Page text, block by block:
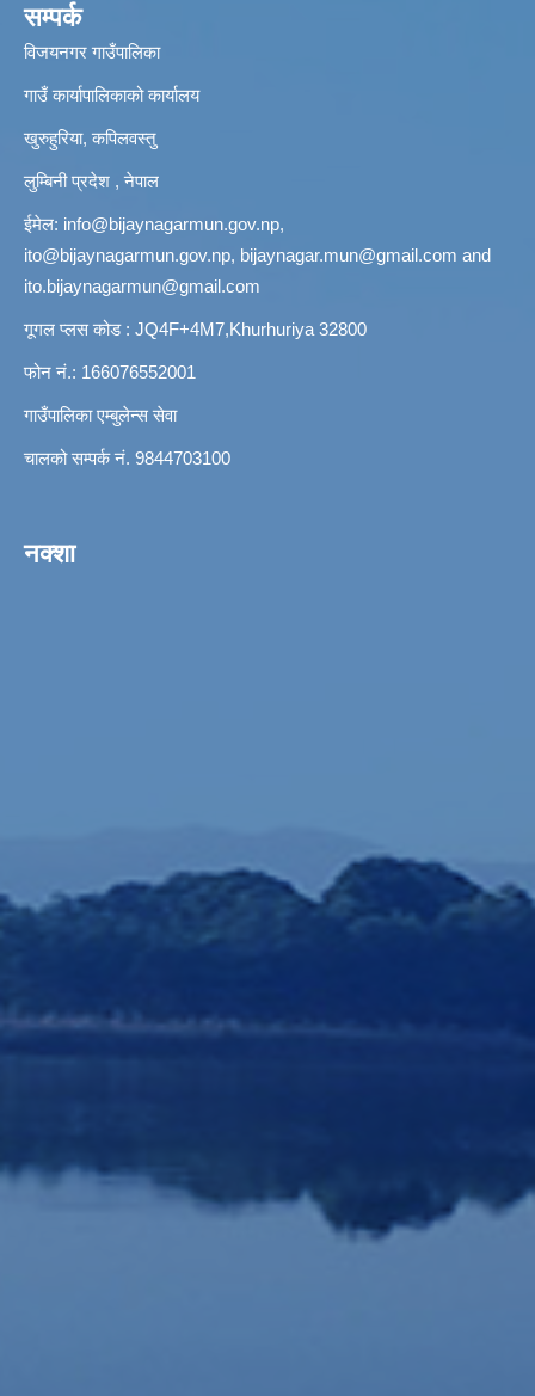
सम्पर्क
विजयनगर गाउँपालिका
गाउँ कार्यापालिकाको कार्यालय
खुरुहुरिया, कपिलवस्तु
लुम्बिनी प्रदेश , नेपाल
ईमेल: info@bijaynagarmun.gov.np,
ito@bijaynagarmun.gov.np, bijaynagar.mun@gmail.com and
ito.bijaynagarmun@gmail.com
गूगल प्लस कोड : JQ4F+4M7,Khurhuriya 32800
फोन नं.: 166076552001
गाउँपालिका एम्बुलेन्स सेवा
चालको सम्पर्क नं. 9844703100
नक्शा